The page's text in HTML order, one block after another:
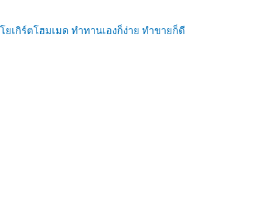
โยเกิร์ตโฮมเมด ทำทานเองก็ง่าย ทำขายก็ดี